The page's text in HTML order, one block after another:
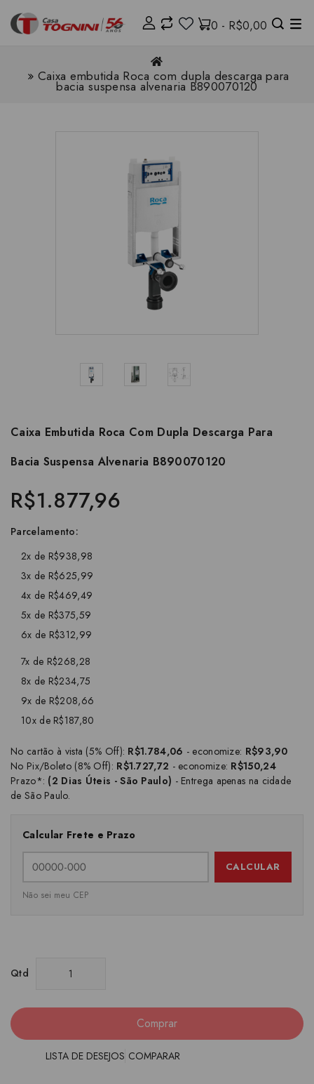
0 - R$0,00
Caixa embutida Roca com dupla descarga para
bacia suspensa alvenaria B890070120
Caixa Embutida Roca Com Dupla Descarga Para
Bacia Suspensa Alvenaria B890070120
R$1.877,96
Parcelamento:
2x de R$938,98
3x de R$625,99
4x de R$469,49
5x de R$375,59
6x de R$312,99
7x de R$268,28
8x de R$234,75
9x de R$208,66
10x de R$187,80
No cartão à vista (5% Off): R$1.784,06 - economize: R$93,90
No Pix/Boleto (8% Off): R$1.727,72 - economize: R$150,24
Prazo*: (2 Dias Úteis - São Paulo) - Entrega apenas na cidade
de São Paulo.
Calcular Frete e Prazo
CALCULAR
Não sei meu CEP
Qtd
Comprar
LISTA DE DESEJOS COMPARAR